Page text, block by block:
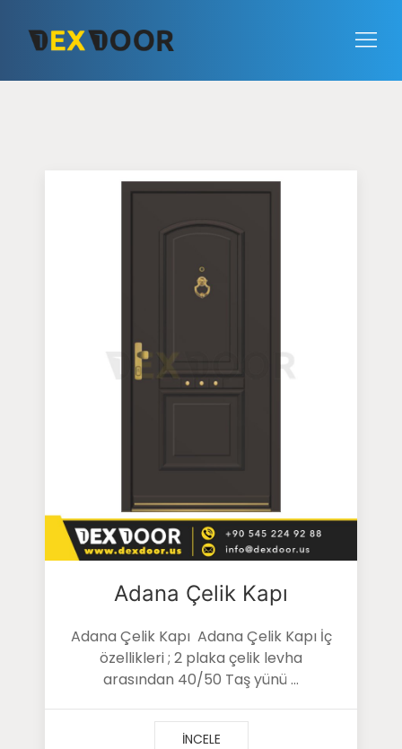
Adana Çelik Kapı
Adana Çelik Kapı Adana Çelik Kapı İç
özellikleri ; 2 plaka çelik levha
arasından 40/50 Taş yünü ...
İNCELE